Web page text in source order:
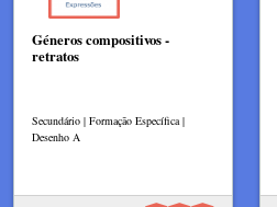
Géneros compositivos -
retratos
Secundário | Formação Específica |
Desenho A